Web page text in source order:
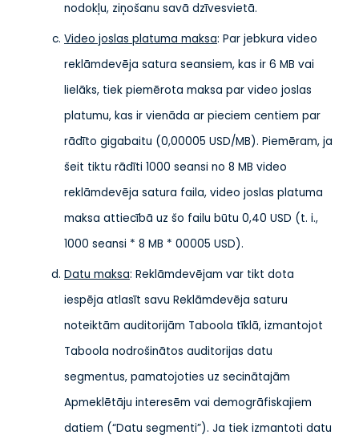
nodokļu, ziņošanu savā dzīvesvietā.
Video joslas platuma maksa: Par jebkura video
reklāmdevēja satura seansiem, kas ir 6 MB vai
lielāks, tiek piemērota maksa par video joslas
platumu, kas ir vienāda ar pieciem centiem par
rādīto gigabaitu (0,00005 USD/MB). Piemēram, ja
šeit tiktu rādīti 1000 seansi no 8 MB video
reklāmdevēja satura faila, video joslas platuma
maksa attiecībā uz šo failu būtu 0,40 USD (t. i.,
1000 seansi * 8 MB * 00005 USD).
Datu maksa: Reklāmdevējam var tikt dota
iespēja atlasīt savu Reklāmdevēja saturu
noteiktām auditorijām Taboola tīklā, izmantojot
Taboola nodrošinātos auditorijas datu
segmentus, pamatojoties uz secinātajām
Apmeklētāju interesēm vai demogrāfiskajiem
datiem (“Datu segmenti”). Ja tiek izmantoti datu